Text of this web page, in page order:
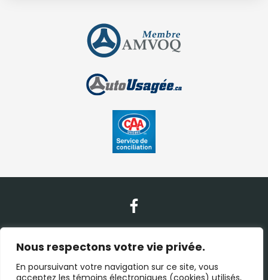
Nous respectons votre vie privée.
En poursuivant votre navigation sur ce site, vous
acceptez les témoins électroniques (cookies) utilisés,
Nous contacter